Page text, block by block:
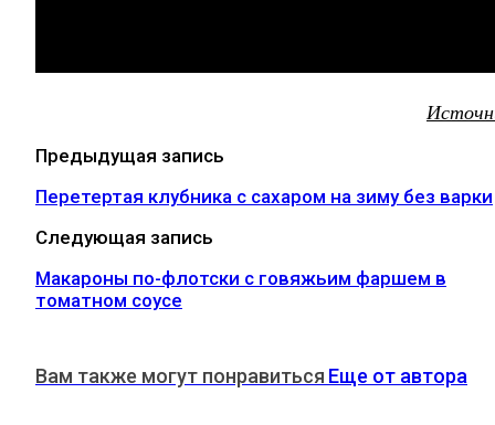
Предыдущая запись
Перетертая клубника с сахаром на зиму без варки
Следующая запись
Макароны по-флотски с говяжьим фаршем в
томатном соусе
Вам также могут понравиться Еще от автора